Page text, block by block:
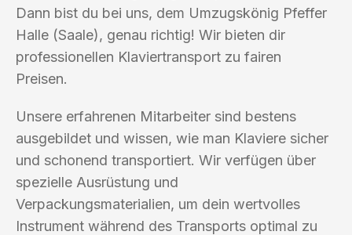
Dann bist du bei uns, dem Umzugskönig Pfeffer
Halle (Saale), genau richtig! Wir bieten dir
professionellen Klaviertransport zu fairen
Preisen.
Unsere erfahrenen Mitarbeiter sind bestens
ausgebildet und wissen, wie man Klaviere sicher
und schonend transportiert. Wir verfügen über
spezielle Ausrüstung und
Verpackungsmaterialien, um dein wertvolles
Instrument während des Transports optimal zu